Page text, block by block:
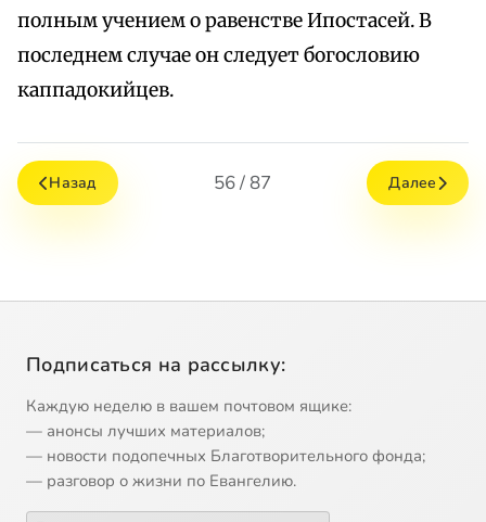
полным учением о равенстве Ипостасей. В
последнем случае он следует богословию
каппадокийцев.
Назад 56 / 87 Далее
Подписаться на рассылку:
Каждую неделю в вашем почтовом ящике:
— анонсы лучших материалов;
— новости подопечных Благотворительного фонда;
— разговор о жизни по Евангелию.